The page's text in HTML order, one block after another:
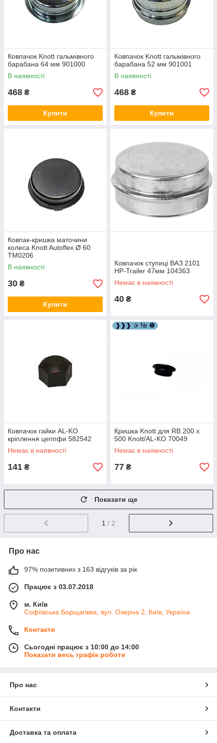
Ковпачок Knott гальмівного
барабана 64 мм 901000
В наявності
468 ₴
Купити
Ковпачок Knott гальмівного
барабана 52 мм 901001
В наявності
468 ₴
Купити
Ковпак-кришка маточини
колеса Knott Autoflex Ø 60
TM0206
В наявності
30 ₴
Купити
Ковпачок ступиці ВАЗ 2101
HP-Trailer 47мм 104363
Немає в наявності
40 ₴
Ковпачок гайки AL-KO
кріплення цеппфи 582542
Немає в наявності
141 ₴
❱❱❱ ✰ № ❶
Кришка Knott для RB 200 x
500 Knott/AL-KO 70049
Немає в наявності
77 ₴
Показати ще
1 / 2
Про нас
97% позитивних з 163 відгуків за рік
Працює з 03.07.2018
м. Київ
Софіївська Борщагівка, вул. Озерна 2, Київ, Україна
Контакти
Сьогодні працює з 10:00 до 14:00
Показати весь графік роботи
Про нас
Контакти
Доставка та оплата